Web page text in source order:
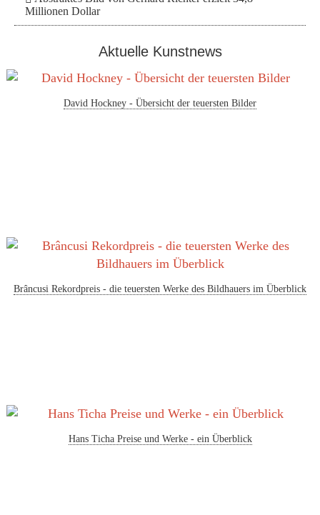
Millionen Dollar
Aktuelle Kunstnews
David Hockney - Übersicht der teuersten Bilder
Brâncusi Rekordpreis - die teuersten Werke des Bildhauers im Überblick
Hans Ticha Preise und Werke - ein Überblick